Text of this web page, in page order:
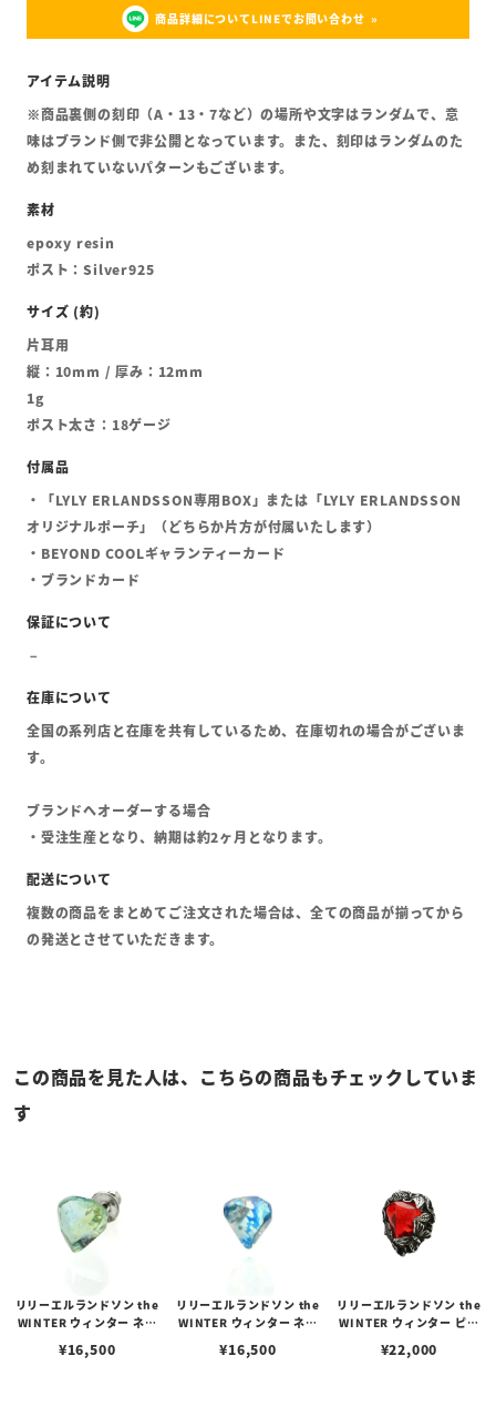
商品詳細についてLINEでお問い合わせ
※商品裏側の刻印（A・13・7など）の場所や文字はランダムで、意
味はブランド側で非公開となっています。また、刻印はランダムのた
め刻まれていないパターンもございます。
epoxy resin
ポスト：Silver925
片耳用
縦：10mm / 厚み：12mm
1g
ポスト太さ：18ゲージ
・「LYLY ERLANDSSON専用BOX」または「LYLY ERLANDSSON
オリジナルポーチ」（どちらか片方が付属いたします）
・BEYOND COOLギャランティーカード
・ブランドカード
全国の系列店と在庫を共有しているため、在庫切れの場合がございま
す。
ブランドへオーダーする場合
・受注生産となり、納期は約2ヶ月となります。
複数の商品をまとめてご注文された場合は、全ての商品が揃ってから
の発送とさせていただきます。
この商品を見た人は、こちらの商品もチェックしていま
す
リリーエルランドソン the
WINTER ウィンター ネイ
ン/アクアブルー
¥16,500
リリーエルランドソン the
WINTER ウィンター ネイ
ン/アイスブルー
¥16,500
リリーエルランドソン the
WINTER ウィンター ピア
¥22,000